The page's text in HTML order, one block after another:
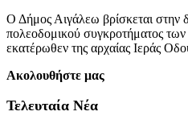
Ο Δήμος Αιγάλεω βρίσκεται στην
πολεοδομικού συγκροτήματος των
εκατέρωθεν της αρχαίας Ιεράς
Ακολουθήστε μας
Τελευταία Νέα